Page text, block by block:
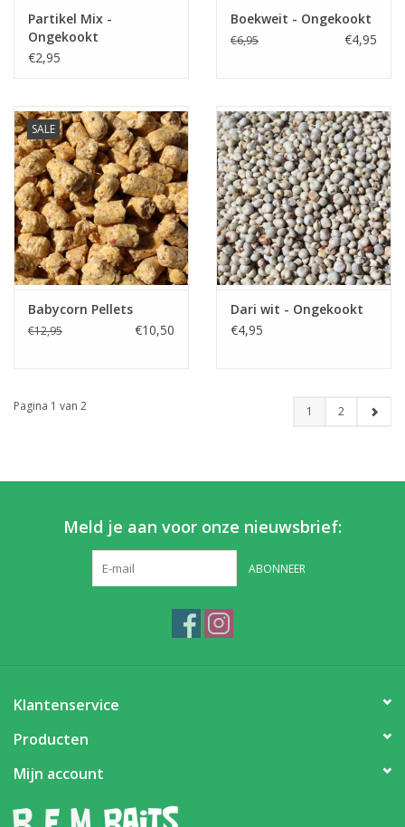
Partikel Mix -
Ongekookt
€2,95
Boekweit - Ongekookt
€6,95 €4,95
SALE
Babycorn Pellets
€12,95 €10,50
Dari wit - Ongekookt
€4,95
Pagina 1 van 2 1 2
Meld je aan voor onze nieuwsbrief:
ABONNEER
Klantenservice
Producten
Mijn account